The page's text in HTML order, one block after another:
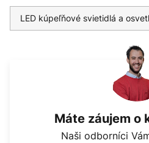
LED kúpeľňové svietidlá a
Máte záujem o
Naši odborníci